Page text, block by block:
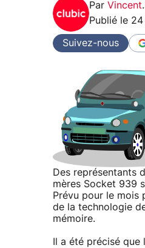
Par Vincent.
Publié le 24
Suivez-nous
Des représentants
mères Socket 939
Prévu pour le mois
de la technologie
mémoire.
Il a été précisé